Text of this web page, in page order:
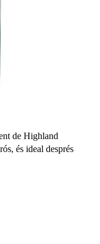
de Highland
és ideal després